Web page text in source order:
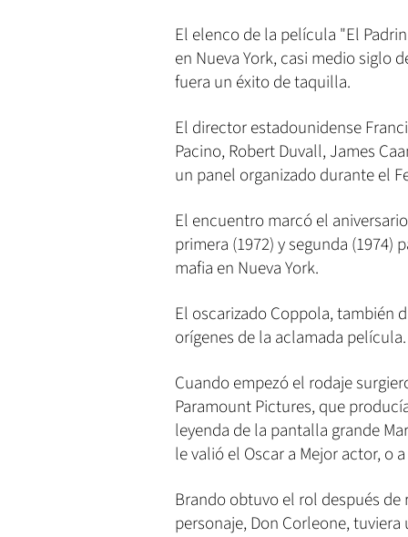
El elenco de la película "El
en Nueva York, casi medio siglo
fuera un éxito de taquilla.
El director estadounidense
Pacino, Robert Duvall, James
un panel organizado durante el
El encuentro marcó el
primera (1972) y segunda
mafia en Nueva York.
El oscarizado Coppola, también
orígenes de la aclamada película.
Cuando empezó el rodaje
Paramount Pictures, que
leyenda de la pantalla grande
le valió el Oscar a Mejor actor, o
Brando obtuvo el rol después
personaje, Don Corleone,